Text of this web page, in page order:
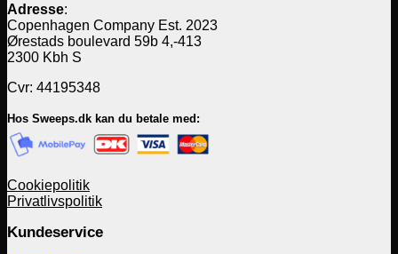
Adresse:
Copenhagen Company Est. 2023
Ørestads boulevard 59b 4,-413
2300 Kbh S
Cvr: 44195348
Hos Sweeps.dk kan du betale med:
Cookiepolitik
Privatlivspolitik
Kundeservice